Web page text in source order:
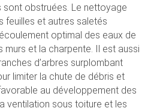
sont obstruées. Le nettoyage
feuilles et autres saletés
optimal des eaux de
murs et la charpente. Il est aussi
d’arbres surplombant
limiter la chute de débris et
au développement des
ventilation sous toiture et les